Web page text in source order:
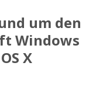
um den
Windows
X